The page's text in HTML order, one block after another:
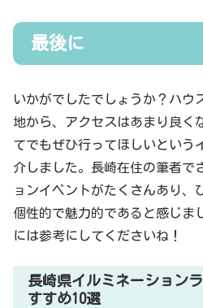
最後に
いかがでしたでしょうか？ハウ
地から、アクセスはあまり良く
てでもぜひ行ってほしいという
介しました。長崎在住の筆者で
ョンイベントがたくさんあり、
個性的で魅力的であると感じま
には参考にしてくださいね！
長崎県イルミネーション
すすめ10選